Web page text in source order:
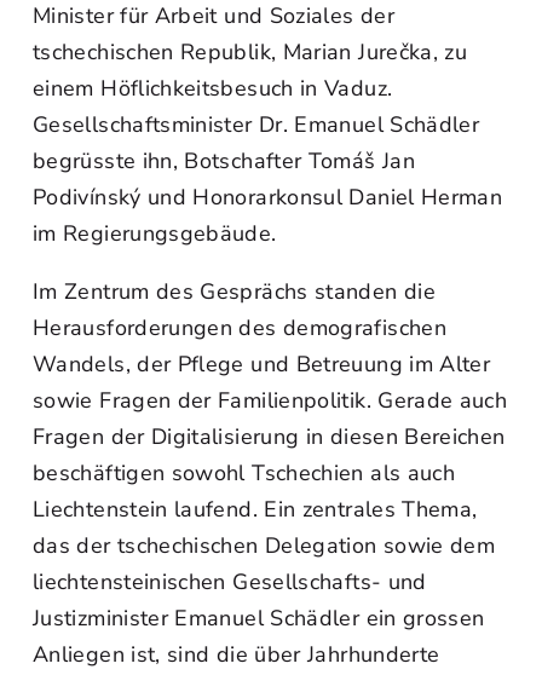
Minister für Arbeit und Soziales der
tschechischen Republik, Marian Jurečka, zu
einem Höflichkeitsbesuch in Vaduz.
Gesellschaftsminister Dr. Emanuel Schädler
begrüsste ihn, Botschafter Tomáš Jan
Podivínský und Honorarkonsul Daniel Herman
im Regierungsgebäude.
Im Zentrum des Gesprächs standen die
Herausforderungen des demografischen
Wandels, der Pflege und Betreuung im Alter
sowie Fragen der Familienpolitik. Gerade auch
Fragen der Digitalisierung in diesen Bereichen
beschäftigen sowohl Tschechien als auch
Liechtenstein laufend. Ein zentrales Thema,
das der tschechischen Delegation sowie dem
liechtensteinischen Gesellschafts- und
Justizminister Emanuel Schädler ein grossen
Anliegen ist, sind die über Jahrhunderte